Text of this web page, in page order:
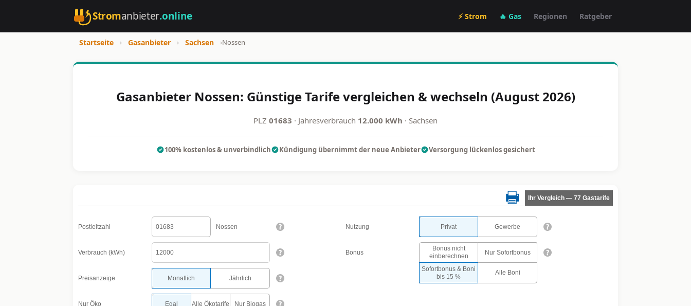
Stromanbieter.online ⚡ Strom 🔥 Gas Regionen Ratgeber
Startseite › Gasanbieter › Sachsen ›Nossen
Gasanbieter Nossen: Günstige Tarife vergleichen & wechseln (August 2026)
PLZ 01683 · Jahresverbrauch 12.000 kWh · Sachsen
100% kostenlos & unverbindlich Kündigung übernimmt der neue Anbieter Versorgung lückenlos gesichert